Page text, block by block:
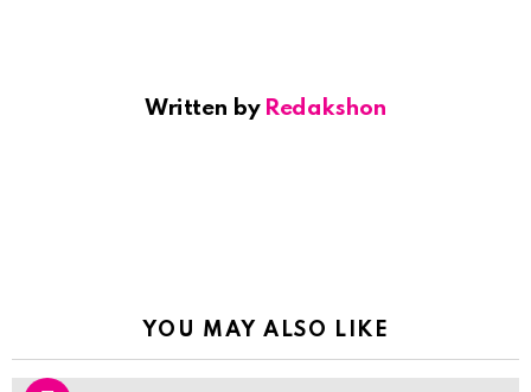
Written by Redakshon
YOU MAY ALSO LIKE